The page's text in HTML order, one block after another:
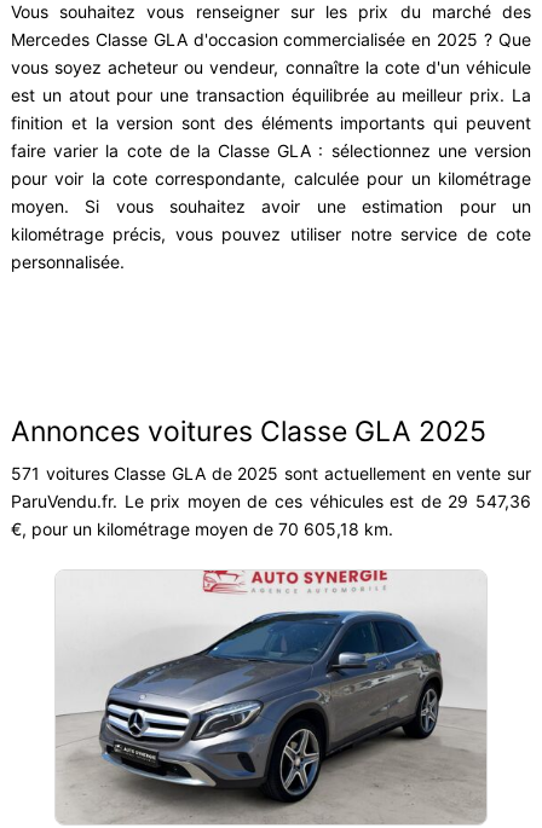
Vous souhaitez vous renseigner sur les prix du marché des
Mercedes Classe GLA d'occasion commercialisée en 2025 ? Que
vous soyez acheteur ou vendeur, connaître la cote d'un véhicule
est un atout pour une transaction équilibrée au meilleur prix. La
finition et la version sont des éléments importants qui peuvent
faire varier la cote de la Classe GLA : sélectionnez une version
pour voir la cote correspondante, calculée pour un kilométrage
moyen. Si vous souhaitez avoir une estimation pour un
kilométrage précis, vous pouvez utiliser notre service de cote
personnalisée.
Annonces voitures Classe GLA 2025
571 voitures Classe GLA de 2025 sont actuellement en vente sur
ParuVendu.fr. Le prix moyen de ces véhicules est de 29 547,36
€, pour un kilométrage moyen de 70 605,18 km.